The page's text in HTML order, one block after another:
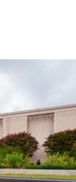
的参展艺术家
了有关歧视或
祺丰表示，他
民社群展开交
示：“原住民社
于他们让我思
个月，而是将